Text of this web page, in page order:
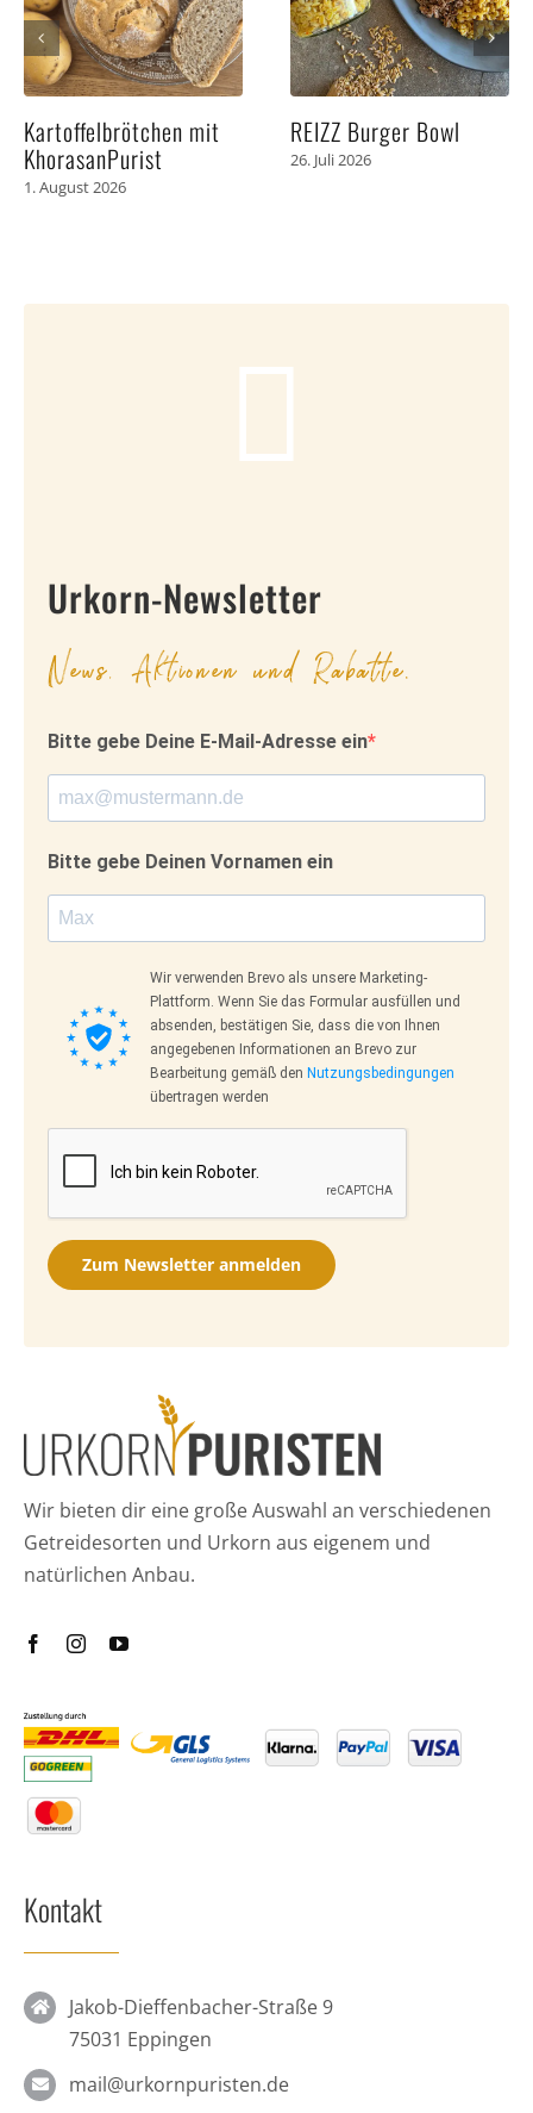
Kartoffelbrötchen mit
KhorasanPurist
1. August 2026
REIZZ Burger Bowl
26. Juli 2026
Urkorn-Newsletter
News, Aktionen und Rabatte.
Bitte gebe Deine E-Mail-Adresse ein
Bitte gebe Deinen Vornamen ein
Wir verwenden Brevo als unsere Marketing-
Plattform. Wenn Sie das Formular ausfüllen und
absenden, bestätigen Sie, dass die von Ihnen
angegebenen Informationen an Brevo zur
Bearbeitung gemäß den Nutzungsbedingungen
übertragen werden
Zum Newsletter anmelden
Wir bieten dir eine große Auswahl an verschiedenen
Getreidesorten und Urkorn aus eigenem und
natürlichen Anbau.
Kontakt
Jakob-Dieffenbacher-Straße 9
75031 Eppingen
mail@urkornpuristen.de